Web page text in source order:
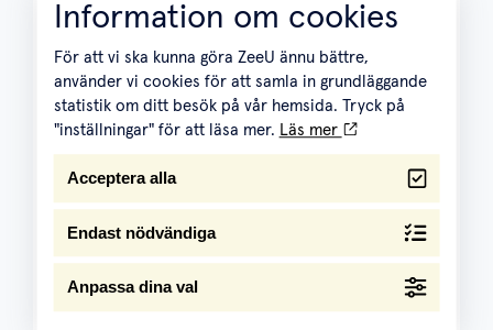
Kontakta mig på
Meddelande
Information om cookies
För att vi ska kunna göra ZeeU ännu bättre,
använder vi cookies för att samla in grundläggande
statistik om ditt besök på vår hemsida. Tryck på
"inställningar" för att läsa mer. Läs mer
Acceptera alla
Endast nödvändiga
Anpassa dina val